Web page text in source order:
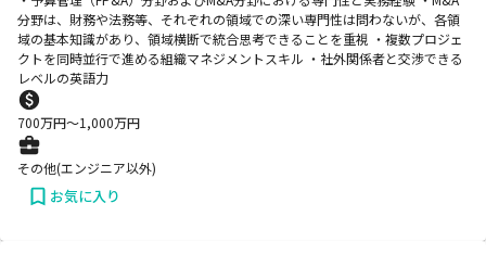
分野は、財務や法務等、それぞれの領域での深い専門性は問わないが、各領
域の基本知識があり、領域横断で統合思考できることを重視 ・複数プロジェ
クトを同時並行で進める組織マネジメントスキル ・社外関係者と交渉できる
レベルの英語力
700万円〜1,000万円
その他(エンジニア以外)
お気に入り